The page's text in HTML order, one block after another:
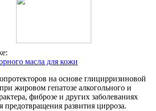
масла для кожи
на основе глицирризиновой
жировом гепатозе алкогольного и
фиброзе и других заболеваниях
предотвращения развития цирроза.